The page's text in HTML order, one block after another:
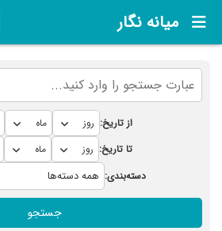
میانه نگار
از تاریخ:
تا تاریخ:
دسته‌بندی:
جستجو